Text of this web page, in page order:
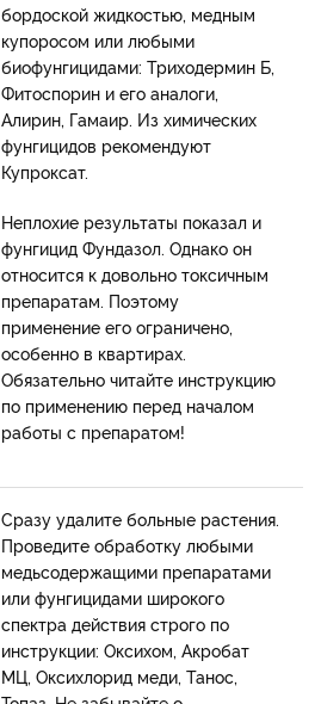
бордоской жидкостью, медным
купоросом или любыми
биофунгицидами: Триходермин Б,
Фитоспорин и его аналоги,
Алирин, Гамаир. Из химических
фунгицидов рекомендуют
Купроксат.
Неплохие результаты показал и
фунгицид Фундазол. Однако он
относится к довольно токсичным
препаратам. Поэтому
применение его ограничено,
особенно в квартирах.
Обязательно читайте инструкцию
по применению перед началом
работы с препаратом!
Сразу удалите больные растения.
Проведите обработку любыми
медьсодержащими препаратами
или фунгицидами широкого
спектра действия строго по
инструкции: Оксихом, Акробат
МЦ, Оксихлорид меди, Танос,